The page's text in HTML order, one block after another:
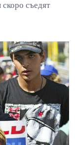
съедят